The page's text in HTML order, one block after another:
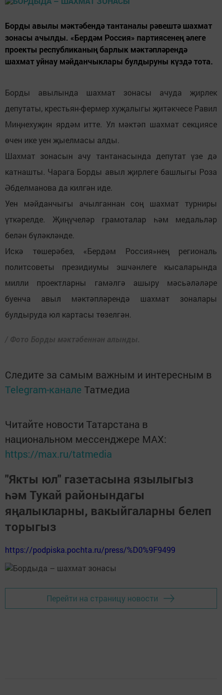
Борды авылы мәктәбендә тантаналы рәвештә шахмат
зонасы ачылды. «Бердәм Россия» партиясенең әлеге
проекты республиканың барлык мәктәпләрендә
шахмат уйнау мәйданчыклары булдыруны күздә тота.
Борды авылында шахмат зонасы ачуда җирлек
депутаты, крестьян-фермер хуҗалыгы җитәкчесе Равил
Миңнехуҗин ярдәм итте. Ул мәктәп шахмат секциясе
өчен ике уен җыелмасы алды.
Шахмат зонасын ачу тантанасында депутат үзе дә
катнашты. Чарага Борды авыл җирлеге башлыгы Роза
Әбделманова да килгән иде.
Уен мәйданчыгы ачылганнан соң шахмат турниры
үткәрелде. Җиңүчеләр грамоталар һәм медальләр
белән бүләкләнде.
Искә төшерәбез, «Бердәм Россия»нең региональ
политсоветы президиумы эшчәнлеге кысаларында
милли проектларны гамәлгә ашыру мәсьәләләре
буенча авыл мәктәпләрендә шахмат зоналары
булдыруда юл картасы төзелгән.
/ Фото Борды мәктәбеннән алынды.
Следите за самым важным и интересным в
Telegram-канале Татмедиа
Читайте новости Татарстана в
национальном мессенджере MАХ:
https://max.ru/tatmedia
"Якты юл" газетасына язылыгыз
һәм Тукай районындагы
яңалыкларны, вакыйгаларны белеп
торыгыз
https://podpiska.pochta.ru/press/%D0%9F9499
Перейти на страницу новости